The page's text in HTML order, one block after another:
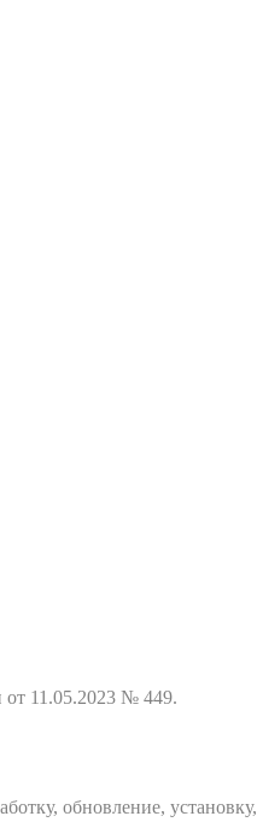
11.05.2023 № 449.
обновление, установку,